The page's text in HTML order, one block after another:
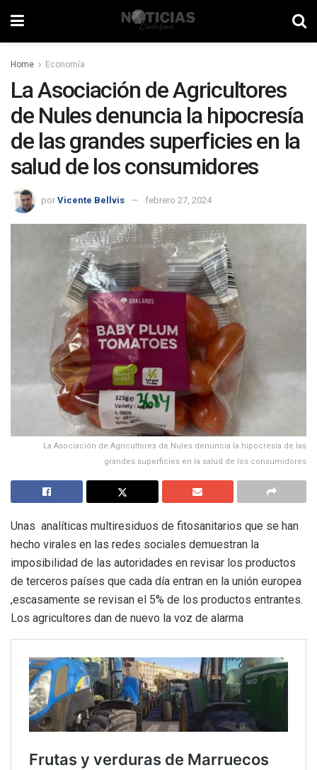
Home Economía
La Asociación de Agricultores
de Nules denuncia la hipocresía
de las grandes superficies en la
salud de los consumidores
por Vicente Bellvis febrero 27, 2024
La Asociación de Agricultores de Nules denuncia la hipocresía de las
grandes superficies en la salud de los consumidores
Unas analíticas multiresiduos de fitosanitarios que se han
hecho virales en las redes sociales demuestran la
imposibilidad de las autoridades en revisar los productos
de terceros países que cada día entran en la unión europea
,escasamente se revisan el 5% de los productos entrantes.
Los agricultores dan de nuevo la voz de alarma